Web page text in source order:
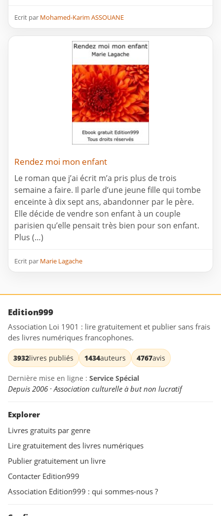
Ecrit par Mohamed-Karim ASSOUANE
Rendez moi mon enfant
Le roman que j’ai écrit m’a pris plus de trois
semaine a faire. Il parle d’une jeune fille qui tombe
enceinte à dix sept ans, abandonner par le père.
Elle décide de vendre son enfant à un couple
parisien qu’elle pensait très bien pour son enfant.
Plus (…)
Ecrit par Marie Lagache
Edition999
Association Loi 1901 : lire gratuitement et publier sans frais
des livres numériques francophones.
3932livres publiés 1434auteurs 4767avis
Dernière mise en ligne : Service Spécial
Depuis 2006 · Association culturelle à but non lucratif
Explorer
Livres gratuits par genre
Lire gratuitement des livres numériques
Publier gratuitement un livre
Contacter Edition999
Association Edition999 : qui sommes-nous ?